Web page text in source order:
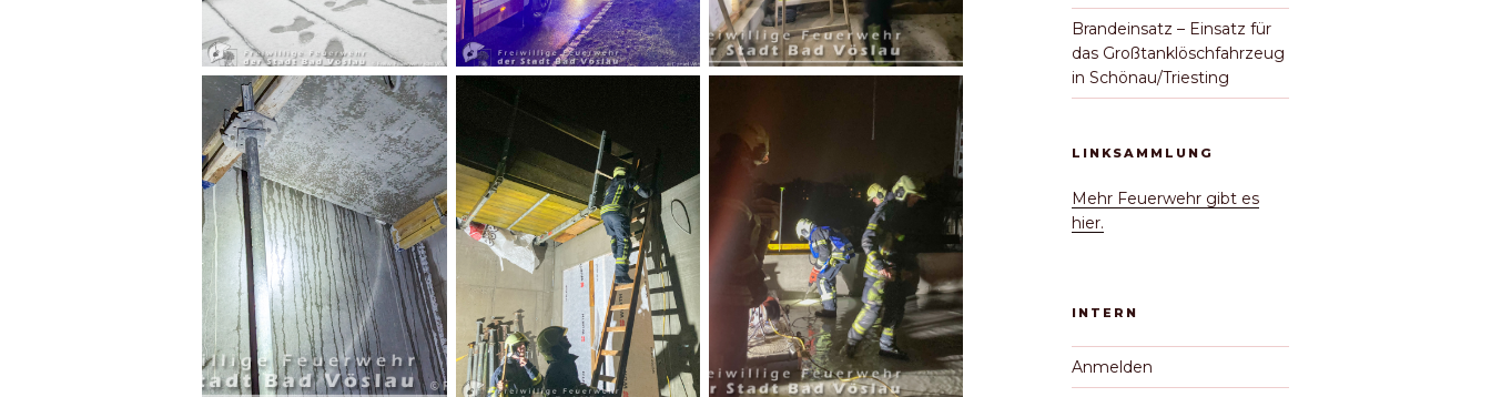
Brandeinsatz – Einsatz für
das Großtanklöschfahrzeug
in Schönau/Triesting
LINKSAMMLUNG
Mehr Feuerwehr gibt es
hier.
INTERN
Anmelden